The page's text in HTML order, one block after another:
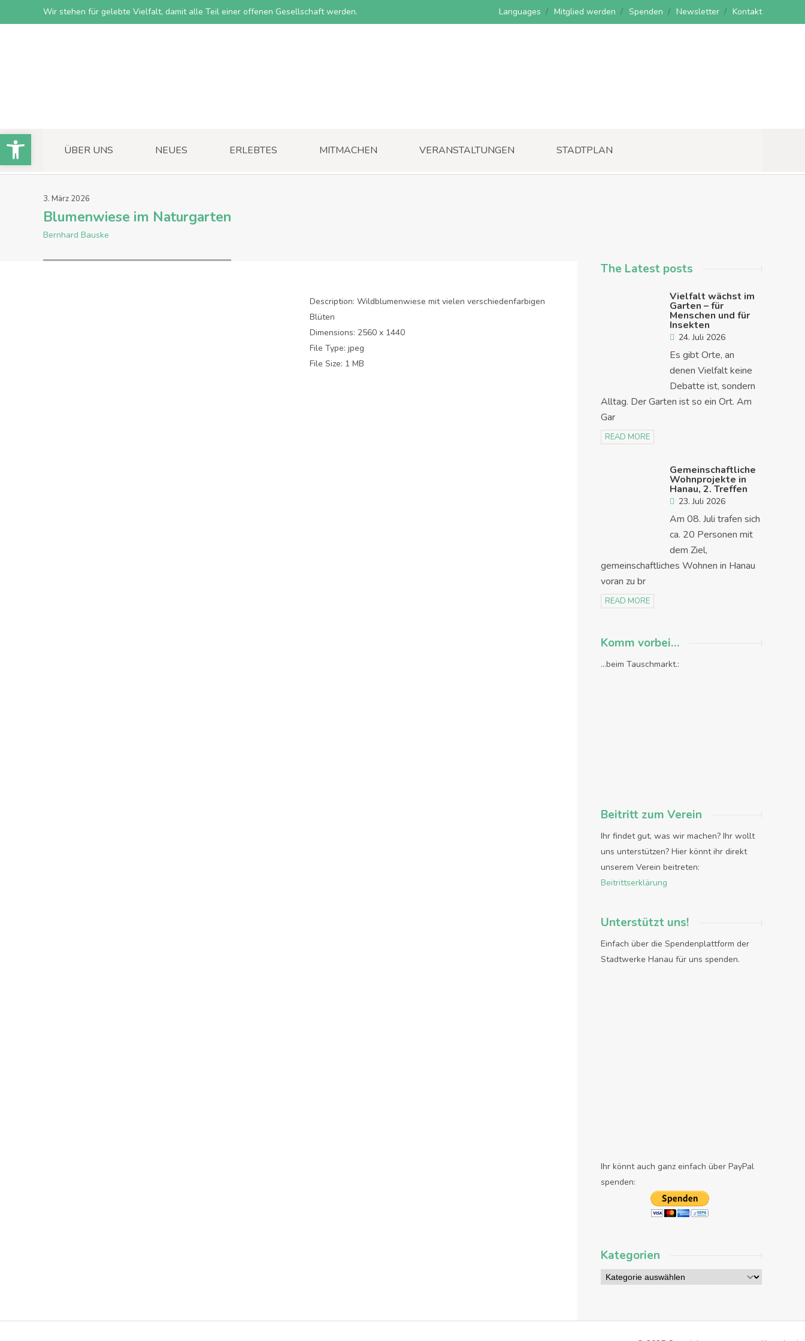
Wir stehen für gelebte Vielfalt, damit alle Teil einer offenen Gesellschaft werden. Languages Mitglied werden Spenden Newsletter Kontakt
ÜBER UNS NEUES ERLEBTES MITMACHEN VERANSTALTUNGEN STADTPLAN
3. März 2026
Blumenwiese im Naturgarten
Bernhard Bauske
Description: Wildblumenwiese mit vielen verschiedenfarbigen
Blüten
Dimensions: 2560 x 1440
File Type: jpeg
File Size: 1 MB
The Latest posts
Vielfalt wächst im
Garten – für
Menschen und für
Insekten
24. Juli 2026
Es gibt Orte, an
denen Vielfalt keine
Debatte ist, sondern
Alltag. Der Garten ist so ein Ort. Am
Gar
READ MORE
Gemeinschaftliche
Wohnprojekte in
Hanau, 2. Treffen
23. Juli 2026
Am 08. Juli trafen sich
ca. 20 Personen mit
dem Ziel,
gemeinschaftliches Wohnen in Hanau
voran zu br
READ MORE
Komm vorbei…
...beim Tauschmarkt.:
Beitritt zum Verein
Ihr findet gut, was wir machen? Ihr wollt
uns unterstützen? Hier könnt ihr direkt
unserem Verein beitreten:
Beitrittserklärung
Unterstützt uns!
Einfach über die Spendenplattform der
Stadtwerke Hanau für uns spenden.
Ihr könnt auch ganz einfach über PayPal
spenden:
Kategorien
Open toolbar